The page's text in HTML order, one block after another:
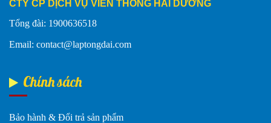
CTY CP DỊCH VỤ VIỄN THÔNG HẢI DƯƠNG
Tổng đài: 1900636518
Email: contact@laptongdai.com
Chính sách
Bảo hành & Đổi trả sản phẩm